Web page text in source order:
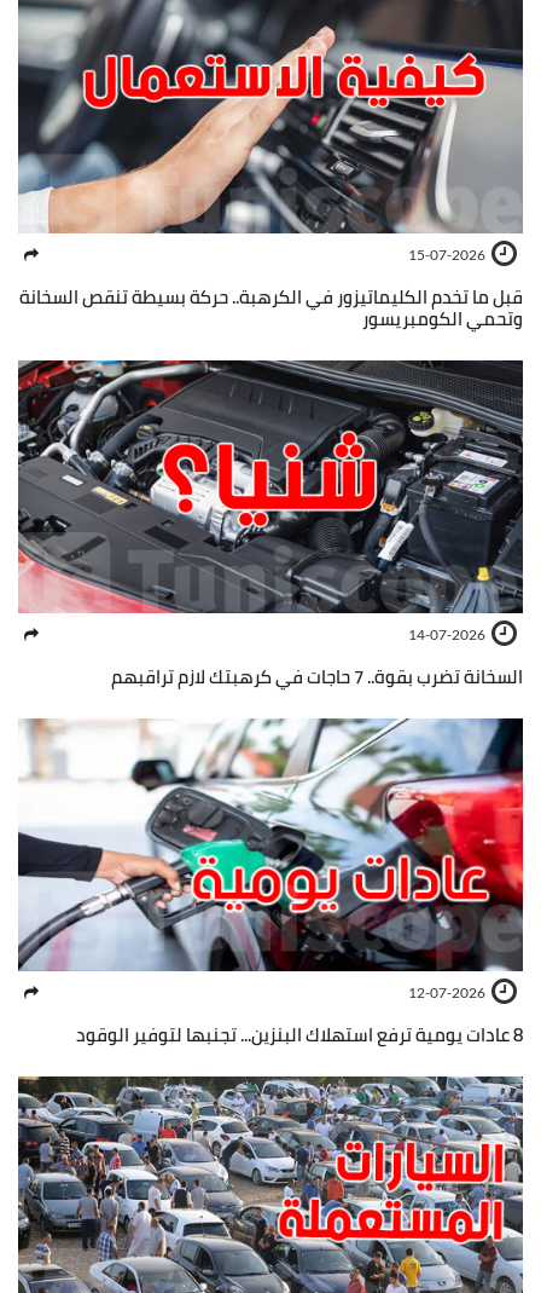
15-07-2026
قبل ما تخدم الكليماتيزور في الكرهبة.. حركة بسيطة تنقص السخانة
وتحمي الكومبريسور
14-07-2026
السخانة تضرب بقوة.. 7 حاجات في كرهبتك لازم تراقبهم
12-07-2026
8 عادات يومية ترفع استهلاك البنزين... تجنبها لتوفير الوقود